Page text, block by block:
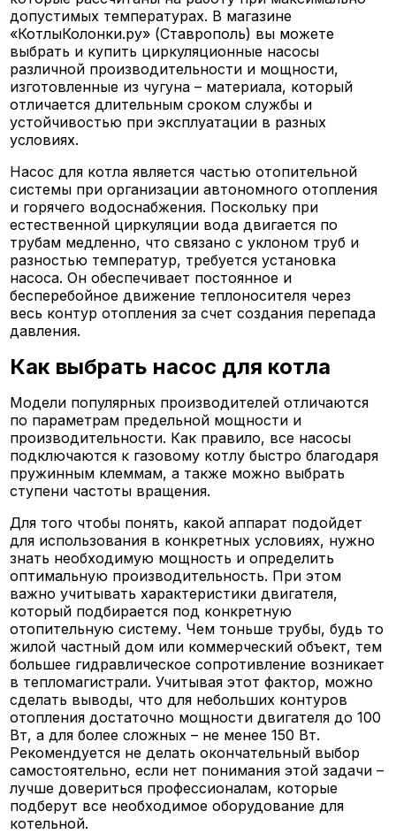
допустимых температурах. В магазине
«КотлыКолонки.ру» (Ставрополь) вы можете
выбрать и купить циркуляционные насосы
различной производительности и мощности,
изготовленные из чугуна – материала, который
отличается длительным сроком службы и
устойчивостью при эксплуатации в разных
условиях.
Насос для котла является частью отопительной
системы при организации автономного отопления
и горячего водоснабжения. Поскольку при
естественной циркуляции вода двигается по
трубам медленно, что связано с уклоном труб и
разностью температур, требуется установка
насоса. Он обеспечивает постоянное и
бесперебойное движение теплоносителя через
весь контур отопления за счет создания перепада
давления.
Как выбрать насос для котла
Модели популярных производителей отличаются
по параметрам предельной мощности и
производительности. Как правило, все насосы
подключаются к газовому котлу быстро благодаря
пружинным клеммам, а также можно выбрать
ступени частоты вращения.
Для того чтобы понять, какой аппарат подойдет
для использования в конкретных условиях, нужно
знать необходимую мощность и определить
оптимальную производительность. При этом
важно учитывать характеристики двигателя,
который подбирается под конкретную
отопительную систему. Чем тоньше трубы, будь то
жилой частный дом или коммерческий объект, тем
большее гидравлическое сопротивление возникает
в тепломагистрали. Учитывая этот фактор, можно
сделать выводы, что для небольших контуров
отопления достаточно мощности двигателя до 100
Вт, а для более сложных – не менее 150 Вт.
Рекомендуется не делать окончательный выбор
самостоятельно, если нет понимания этой задачи –
лучше довериться профессионалам, которые
подберут все необходимое оборудование для
котельной.